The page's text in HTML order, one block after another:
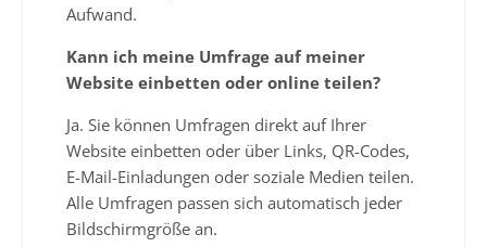
Aufwand.
Kann ich meine Umfrage auf meiner
Website einbetten oder online teilen?
Ja. Sie können Umfragen direkt auf Ihrer
Website einbetten oder über Links, QR-Codes,
E-Mail-Einladungen oder soziale Medien teilen.
Alle Umfragen passen sich automatisch jeder
Bildschirmgröße an.